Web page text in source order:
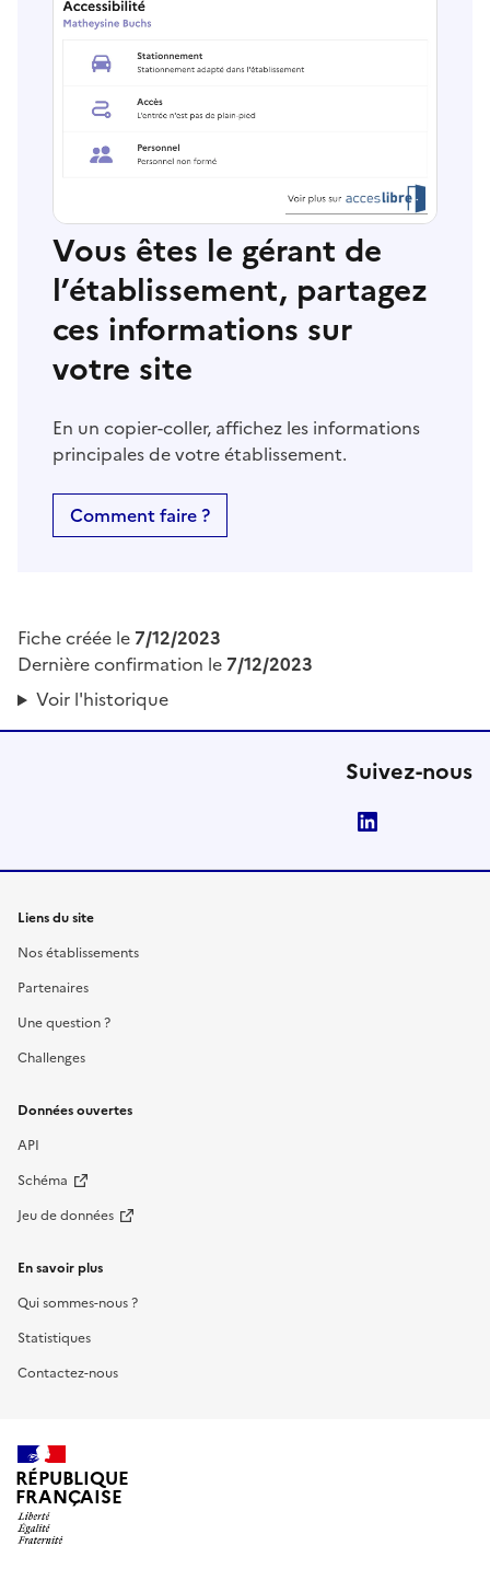
Vous êtes le gérant de
l’établissement, partagez
ces informations sur
votre site
En un copier-coller, affichez les informations
principales de votre établissement.
Comment faire ?
Fiche créée le 7/12/2023
Dernière confirmation le 7/12/2023
Voir l'historique
Suivez-nous
Liens du site
Nos établissements
Partenaires
Une question ?
Challenges
Données ouvertes
API
Schéma
Jeu de données
En savoir plus
Qui sommes-nous ?
Statistiques
Contactez-nous
RÉPUBLIQUE
FRANÇAISE